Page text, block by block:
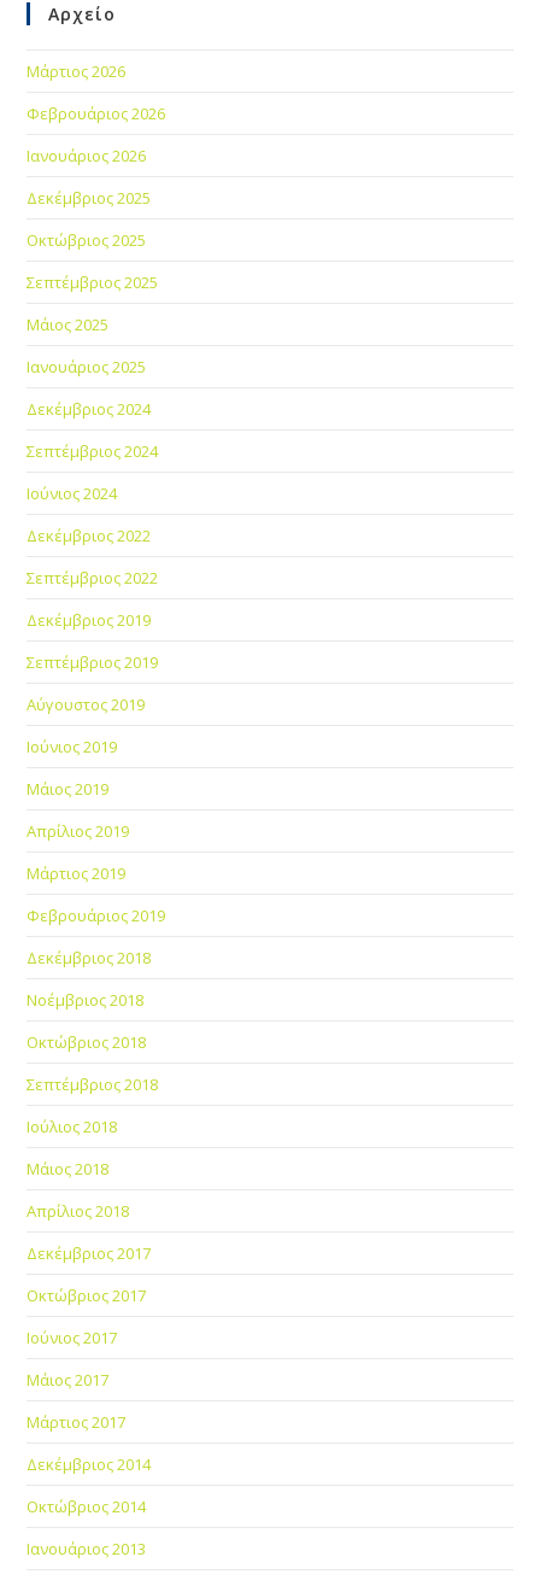
Αρχείο
Μάρτιος 2026
Φεβρουάριος 2026
Ιανουάριος 2026
Δεκέμβριος 2025
Οκτώβριος 2025
Σεπτέμβριος 2025
Μάιος 2025
Ιανουάριος 2025
Δεκέμβριος 2024
Σεπτέμβριος 2024
Ιούνιος 2024
Δεκέμβριος 2022
Σεπτέμβριος 2022
Δεκέμβριος 2019
Σεπτέμβριος 2019
Αύγουστος 2019
Ιούνιος 2019
Μάιος 2019
Απρίλιος 2019
Μάρτιος 2019
Φεβρουάριος 2019
Δεκέμβριος 2018
Νοέμβριος 2018
Οκτώβριος 2018
Σεπτέμβριος 2018
Ιούλιος 2018
Μάιος 2018
Απρίλιος 2018
Δεκέμβριος 2017
Οκτώβριος 2017
Ιούνιος 2017
Μάιος 2017
Μάρτιος 2017
Δεκέμβριος 2014
Οκτώβριος 2014
Ιανουάριος 2013